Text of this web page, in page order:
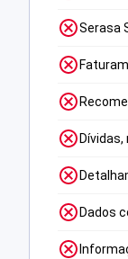
Serasa
Dados